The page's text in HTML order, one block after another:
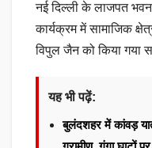
नई दिल्ली के लाजपत
कार्यक्रम में सामाजिक
विपुल जैन को किया गया
यह भी पढ़ें:
बुलंदशहर में कांवड़